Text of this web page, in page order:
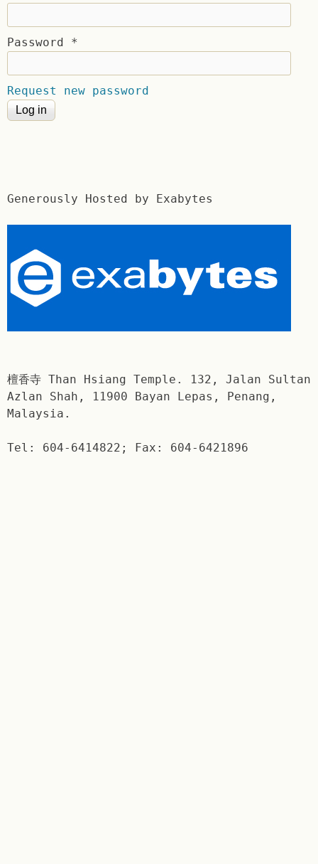
Password *
Request new password
Generously Hosted by Exabytes
檀香寺 Than Hsiang Temple. 132, Jalan Sultan
Azlan Shah, 11900 Bayan Lepas, Penang,
Malaysia.
Tel: 604-6414822; Fax: 604-6421896